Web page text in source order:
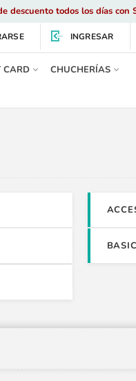
descuento todos los días con
INGRESAR
CARD
CHUCHERÍAS